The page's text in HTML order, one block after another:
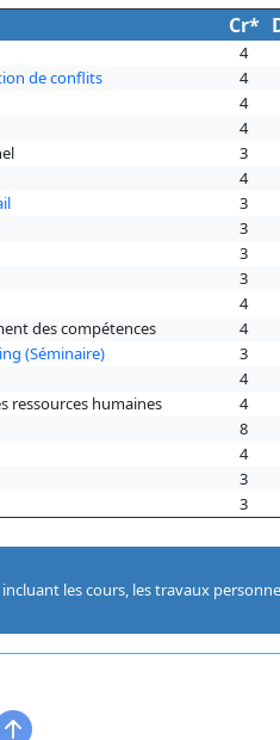
Cr*
4
de conflits
4
4
4
3
4
3
3
3
3
4
des compétences
4
(Séminaire)
3
4
ressources humaines
4
8
4
3
3
les cours, les travaux